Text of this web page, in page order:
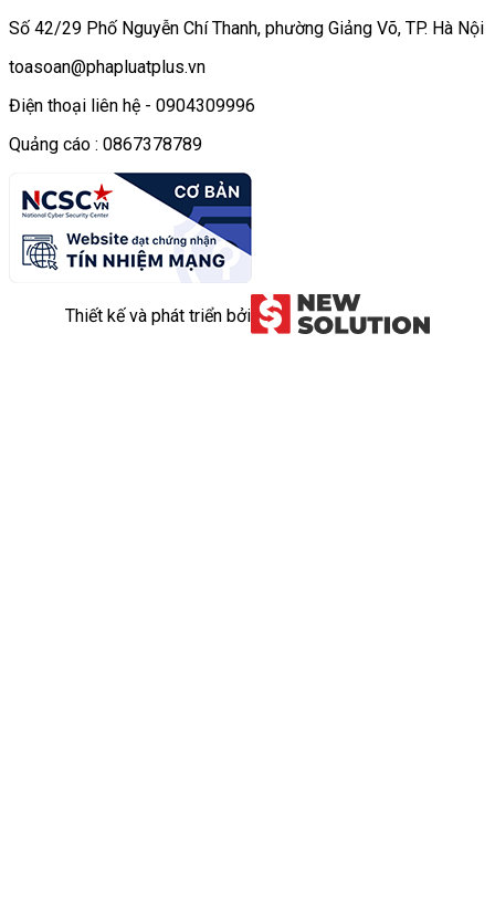
Số 42/29 Phố Nguyễn Chí Thanh, phường Giảng Võ, TP. Hà Nội
toasoan@phapluatplus.vn
Điện thoại liên hệ - 0904309996
Quảng cáo : 0867378789
Thiết kế và phát triển bởi